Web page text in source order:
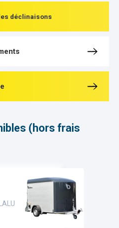
déclinaisons
(hors frais